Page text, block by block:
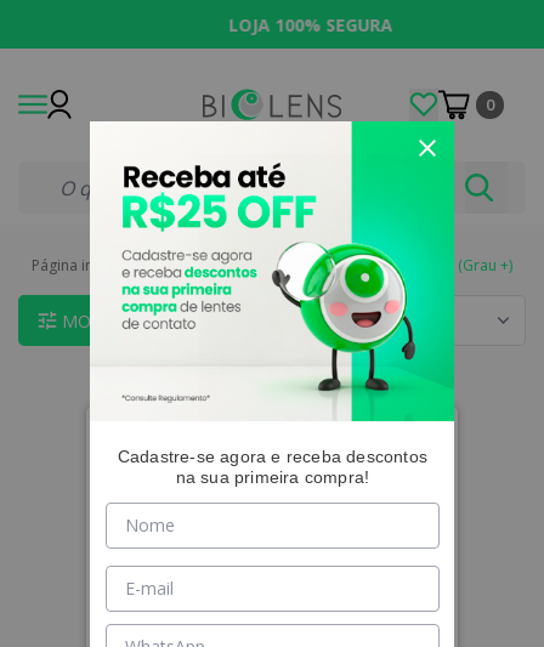
LOJA 100% SEGURA
0
Página inicial |Lentes Coloridas| Indicação|Hipermetropia (Grau +)
MOSTRAR FILTROS
Cadastre-se agora e receba descontos
na sua primeira compra!